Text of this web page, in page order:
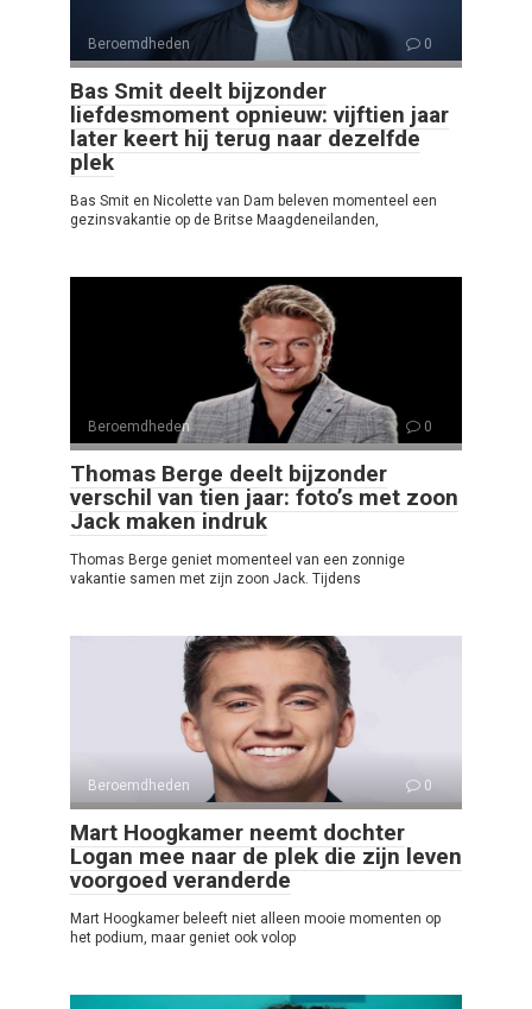
Beroemdheden 0
Bas Smit deelt bijzonder
liefdesmoment opnieuw: vijftien jaar
later keert hij terug naar dezelfde
plek
Bas Smit en Nicolette van Dam beleven momenteel een
gezinsvakantie op de Britse Maagdeneilanden,
Beroemdheden 0
Thomas Berge deelt bijzonder
verschil van tien jaar: foto’s met zoon
Jack maken indruk
Thomas Berge geniet momenteel van een zonnige
vakantie samen met zijn zoon Jack. Tijdens
Beroemdheden 0
Mart Hoogkamer neemt dochter
Logan mee naar de plek die zijn leven
voorgoed veranderde
Mart Hoogkamer beleeft niet alleen mooie momenten op
het podium, maar geniet ook volop